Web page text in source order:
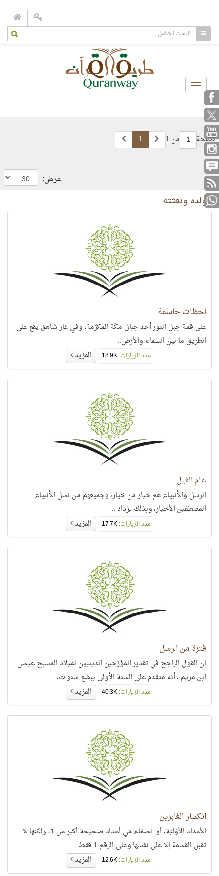
Toggle
navigation
صفحة 1 من 1 1
عرض:
مولده وبعثته
لحظات حاسمة
على قمة جبل النور أحد جبال مكّة المكرّمة، وفي غار شاهق يقع على
الطريق ما بين السماء والأرض..
عدد الزيارات:18.9K المزيد
عام الفيل
الرسل والأنبياء هم خيار من خيار، وجميعهم من نسل الأنبياء
المصطفين الأخيار، وبذلك يزداد ..
عدد الزيارات:17.7K المزيد
فترة من الرسل
إن القول الراجح في تقدير المؤرّخين الدينيين لميلاد المسيح عيسى
ابن مريم ، أنه متقدّم على السنة الأولى ببضع سنوات،
عدد الزيارات:40.3K المزيد
انكسار الغابرين
الأعداد الأوّليّة، أو الصمّاء هي أعداد صحيحة أكبر من 1، ولكنها لا
تقبل القسمة إلا على نفسها وعلى الرقم 1 فقط.
عدد الزيارات:12.6K المزيد